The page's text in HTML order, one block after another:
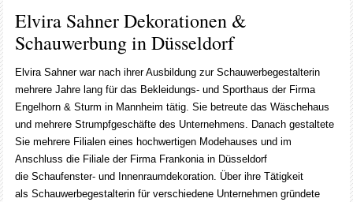
Elvira Sahner Dekorationen &
Schauwerbung in Düsseldorf
Elvira Sahner war nach ihrer Ausbildung zur Schauwerbegestalterin
mehrere Jahre lang für das Bekleidungs- und Sporthaus der Firma
Engelhorn & Sturm in Mannheim tätig. Sie betreute das Wäschehaus
und mehrere Strumpfgeschäfte des Unternehmens. Danach gestaltete
Sie mehrere Filialen eines hochwertigen Modehauses und im
Anschluss die Filiale der Firma Frankonia in Düsseldorf
die Schaufenster- und Innenraumdekoration. Über ihre Tätigkeit
als Schauwerbegestalterin für verschiedene Unternehmen gründete